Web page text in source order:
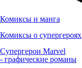
Комиксы и манга
Комиксы о супергероях
Супергерои Marvel
- графические романы